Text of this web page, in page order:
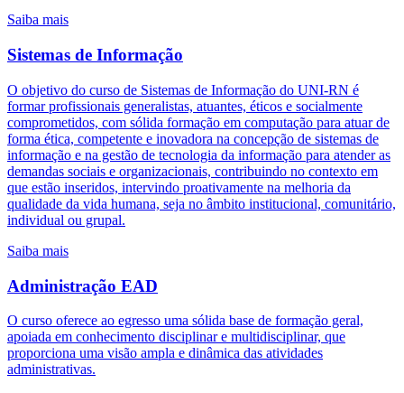
Saiba mais
Sistemas de Informação
O objetivo do curso de Sistemas de Informação do UNI-RN é
formar profissionais generalistas, atuantes, éticos e socialmente
comprometidos, com sólida formação em computação para atuar de
forma ética, competente e inovadora na concepção de sistemas de
informação e na gestão de tecnologia da informação para atender as
demandas sociais e organizacionais, contribuindo no contexto em
que estão inseridos, intervindo proativamente na melhoria da
qualidade da vida humana, seja no âmbito institucional, comunitário,
individual ou grupal.
Saiba mais
Administração EAD
O curso oferece ao egresso uma sólida base de formação geral,
apoiada em conhecimento disciplinar e multidisciplinar, que
proporciona uma visão ampla e dinâmica das atividades
administrativas.